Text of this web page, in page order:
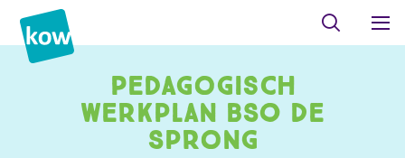
Pedagogisch
werkplan BSO De
Sprong